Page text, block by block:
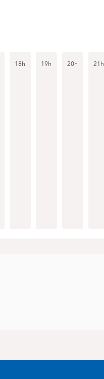
18h 19h 20h 21h